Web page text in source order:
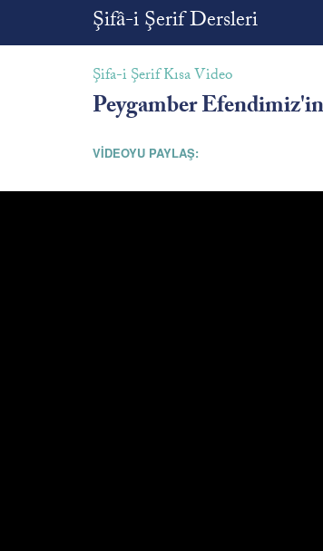
Şifâ-i Şerif Dersleri
Şifa-i Şerif Kısa Video
Peygamber
VİDEOYU PAYLAŞ: